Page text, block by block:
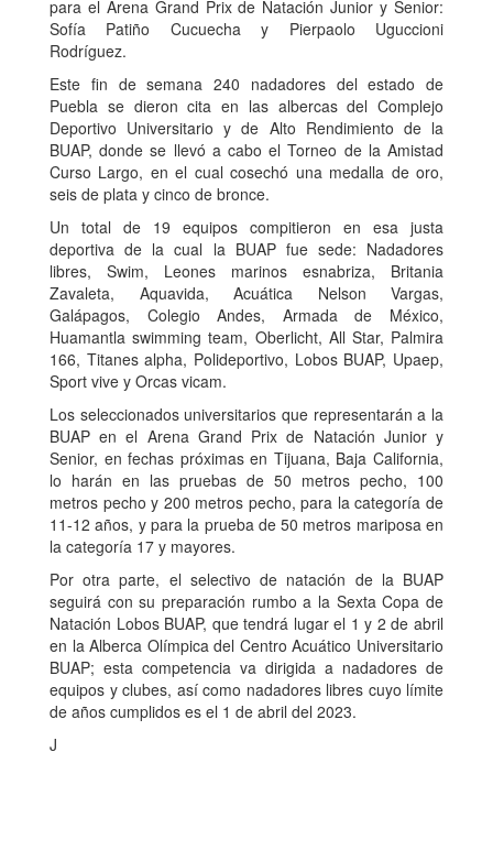
para el Arena Grand Prix de Natación Junior y Senior:
Sofía Patiño Cucuecha y Pierpaolo Uguccioni
Rodríguez.
Este fin de semana 240 nadadores del estado de
Puebla se dieron cita en las albercas del Complejo
Deportivo Universitario y de Alto Rendimiento de la
BUAP, donde se llevó a cabo el Torneo de la Amistad
Curso Largo, en el cual cosechó una medalla de oro,
seis de plata y cinco de bronce.
Un total de 19 equipos compitieron en esa justa
deportiva de la cual la BUAP fue sede: Nadadores
libres, Swim, Leones marinos esnabriza, Britania
Zavaleta, Aquavida, Acuática Nelson Vargas,
Galápagos, Colegio Andes, Armada de México,
Huamantla swimming team, Oberlicht, All Star, Palmira
166, Titanes alpha, Polideportivo, Lobos BUAP, Upaep,
Sport vive y Orcas vicam.
Los seleccionados universitarios que representarán a la
BUAP en el Arena Grand Prix de Natación Junior y
Senior, en fechas próximas en Tijuana, Baja California,
lo harán en las pruebas de 50 metros pecho, 100
metros pecho y 200 metros pecho, para la categoría de
11-12 años, y para la prueba de 50 metros mariposa en
la categoría 17 y mayores.
Por otra parte, el selectivo de natación de la BUAP
seguirá con su preparación rumbo a la Sexta Copa de
Natación Lobos BUAP, que tendrá lugar el 1 y 2 de abril
en la Alberca Olímpica del Centro Acuático Universitario
BUAP; esta competencia va dirigida a nadadores de
equipos y clubes, así como nadadores libres cuyo límite
de años cumplidos es el 1 de abril del 2023.
J